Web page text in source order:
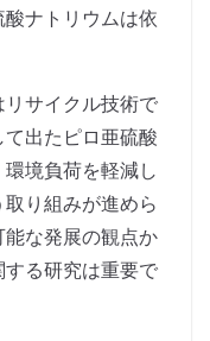
ナトリウムは依
サイクル技術で
出たピロ亜硫酸
境負荷を軽減し
り組みが進めら
な発展の観点か
る研究は重要で